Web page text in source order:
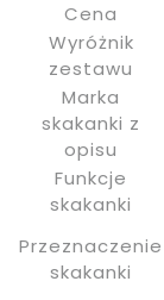
Cena
Wyróżnik
zestawu
Marka
skakanki z
opisu
Funkcje
skakanki
Przeznaczenie
skakanki